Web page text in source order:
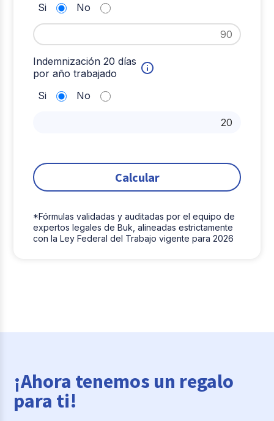
Si
No
Indemnización 20 días
por año trabajado
Si
No
Calcular
*Fórmulas validadas y auditadas por el equipo de
expertos legales de Buk, alineadas estrictamente
con la Ley Federal del Trabajo vigente para 2026
¡Ahora tenemos un regalo
para ti!